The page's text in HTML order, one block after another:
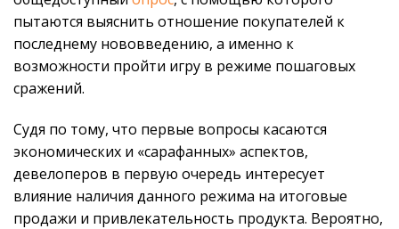
пытаются выяснить отношение покупателей к
последнему нововведению, а именно к
возможности пройти игру в режиме пошаговых
сражений.
Судя по тому, что первые вопросы касаются
экономических и «сарафанных» аспектов,
девелоперов в первую очередь интересует
влияние наличия данного режима на итоговые
продажи и привлекательность продукта. Вероятно,